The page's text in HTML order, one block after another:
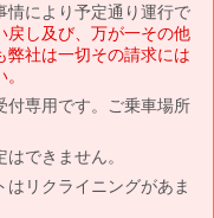
情により予定通り運行で
戻し及び、万が一その他
弊社は一切その請求には
付専用です。ご乗車場所
できません。
リクライニングがあま